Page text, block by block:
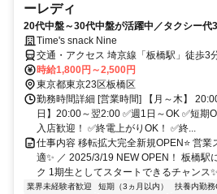
ーレディ
20代中盤～30代中盤が活躍中／タクシー代
Time's snack Nine
交通・アクセス 埼京線「板橋駅」徒歩3
徒歩5分｜東武東上線「下板橋駅」徒歩10
時給1,800円～2,500円
東京都東京23区板橋区
勤務時間詳細 [営業時間] 【月～木】
日】20:00～翌2:00 ✅週1日～OK ✅短期
入店歓迎！ ✅終電上がりOK！ ✅終...
仕事内容 移転拡大完全新規OPEN⭐ 営
適✨ ／ 2025/3/19 NEW OPEN！ 板橋駅
ク 1期生としてスタートできるチャンス✨
業界未経験者歓迎 短期（3ヵ月以内） 扶養内勤務